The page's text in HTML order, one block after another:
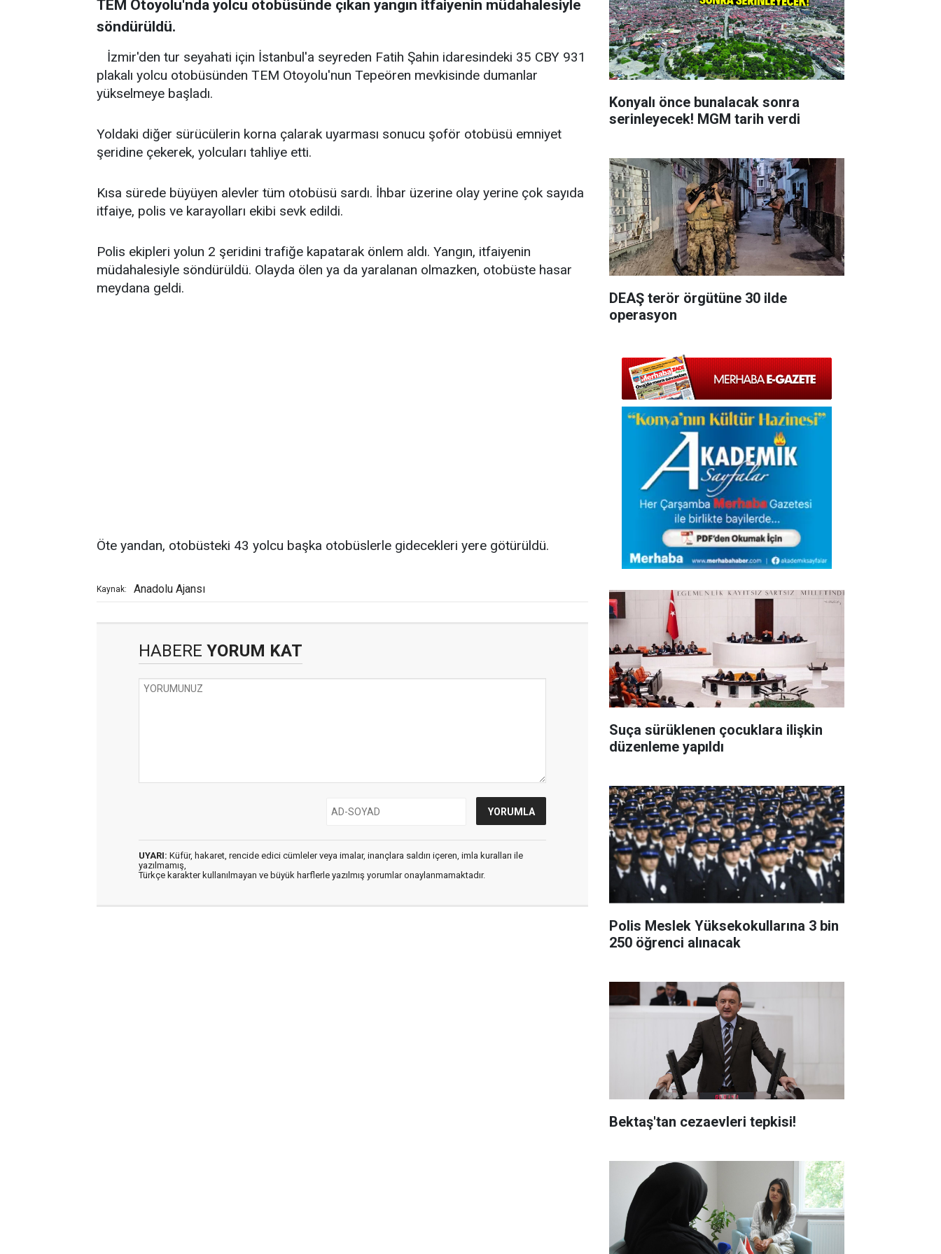
TEM Otoyolu'nda yolcu otobüsünde çıkan yangın itfaiyenin müdahalesiyle
söndürüldü.
İzmir'den tur seyahati için İstanbul'a seyreden Fatih Şahin idaresindeki 35 CBY 931
plakalı yolcu otobüsünden TEM Otoyolu'nun Tepeören mevkisinde dumanlar
yükselmeye başladı.
Yoldaki diğer sürücülerin korna çalarak uyarması sonucu şoför otobüsü emniyet
şeridine çekerek, yolcuları tahliye etti.
Kısa sürede büyüyen alevler tüm otobüsü sardı. İhbar üzerine olay yerine çok sayıda
itfaiye, polis ve karayolları ekibi sevk edildi.
Polis ekipleri yolun 2 şeridini trafiğe kapatarak önlem aldı. Yangın, itfaiyenin
müdahalesiyle söndürüldü. Olayda ölen ya da yaralanan olmazken, otobüste hasar
meydana geldi.
Öte yandan, otobüsteki 43 yolcu başka otobüslerle gidecekleri yere götürüldü.
Kaynak: Anadolu Ajansı
HABERE YORUM KAT
UYARI: Küfür, hakaret, rencide edici cümleler veya imalar, inançlara saldırı içeren, imla kuralları ile
yazılmamış,
Türkçe karakter kullanılmayan ve büyük harflerle yazılmış yorumlar onaylanmamaktadır.
Konyalı önce bunalacak sonra
serinleyecek! MGM tarih verdi
DEAŞ terör örgütüne 30 ilde
operasyon
Suça sürüklenen çocuklara ilişkin
düzenleme yapıldı
Polis Meslek Yüksekokullarına 3 bin
250 öğrenci alınacak
Bektaş'tan cezaevleri tepkisi!